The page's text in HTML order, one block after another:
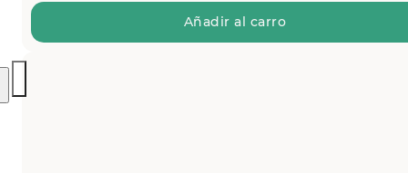
era: es:
Añadir al carro